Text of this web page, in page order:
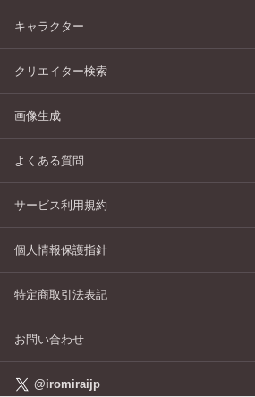
キャラクター
クリエイター検索
画像生成
よくある質問
サービス利用規約
個人情報保護指針
特定商取引法表記
お問い合わせ
@iromiraijp